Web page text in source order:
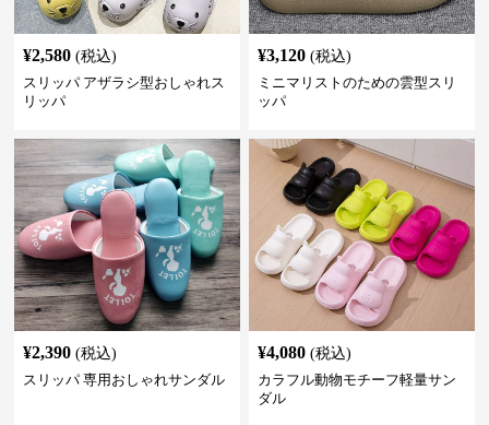
¥2,580 (税込)
スリッパ アザラシ型おしゃれス
リッパ
¥3,120 (税込)
ミニマリストのための雲型スリ
ッパ
¥2,390 (税込)
スリッパ 専用おしゃれサンダル
¥4,080 (税込)
カラフル動物モチーフ軽量サン
ダル